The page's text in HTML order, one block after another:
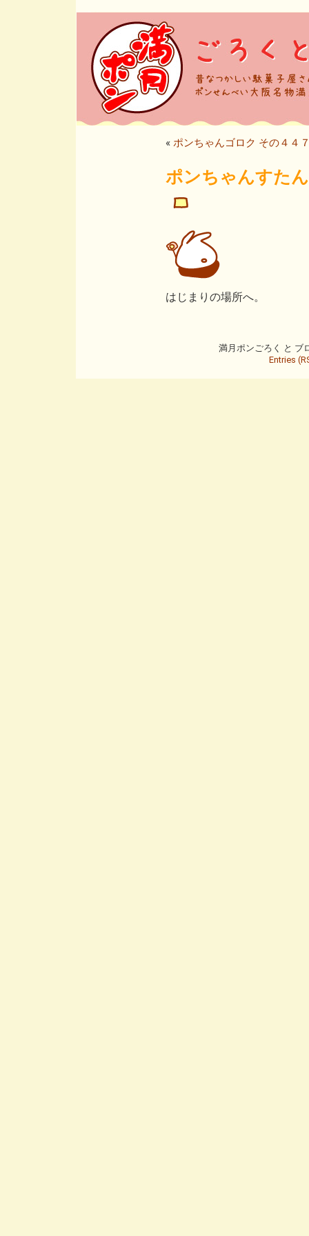
« ポンちゃんゴロク その４４
ポンちゃんすた
はじまりの場所へ。
満月ポンごろく と ブ
Entries